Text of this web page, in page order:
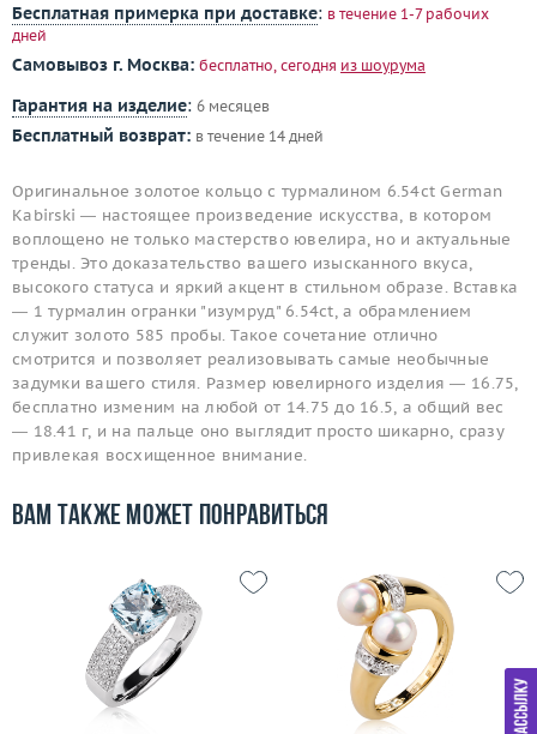
Бесплатная примерка при доставке: в течение 1-7 рабочих
дней
Самовывоз г. Москва: бесплатно, сегодня из шоурума
Гарантия на изделие: 6 месяцев
Бесплатный возврат: в течение 14 дней
Оригинальное золотое кольцо с турмалином 6.54ct German
Kabirski — настоящее произведение искусства, в котором
воплощено не только мастерство ювелира, но и актуальные
тренды. Это доказательство вашего изысканного вкуса,
высокого статуса и яркий акцент в стильном образе. Вставка
— 1 турмалин огранки "изумруд" 6.54ct, а обрамлением
служит золото 585 пробы. Такое сочетание отлично
смотрится и позволяет реализовывать самые необычные
задумки вашего стиля. Размер ювелирного изделия — 16.75,
бесплатно изменим на любой от 14.75 до 16.5, а общий вес
— 18.41 г, и на пальце оно выглядит просто шикарно, сразу
привлекая восхищенное внимание.
Вам также может понравиться